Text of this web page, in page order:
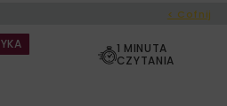
< Cofnij
1 MINUTA
CZYTANIA